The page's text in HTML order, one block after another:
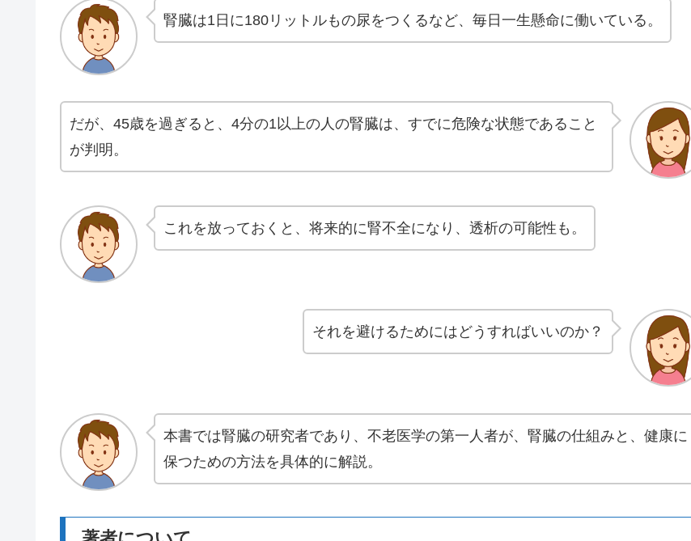
腎臓は1日に180リットルもの尿をつくるなど、毎日一生懸命に働いている。
だが、45歳を過ぎると、4分の1以上の人の腎臓は、すでに危険な状態であること
が判明。
これを放っておくと、将来的に腎不全になり、透析の可能性も。
それを避けるためにはどうすればいいのか？
本書では腎臓の研究者であり、不老医学の第一人者が、腎臓の仕組みと、健康に
保つための方法を具体的に解説。